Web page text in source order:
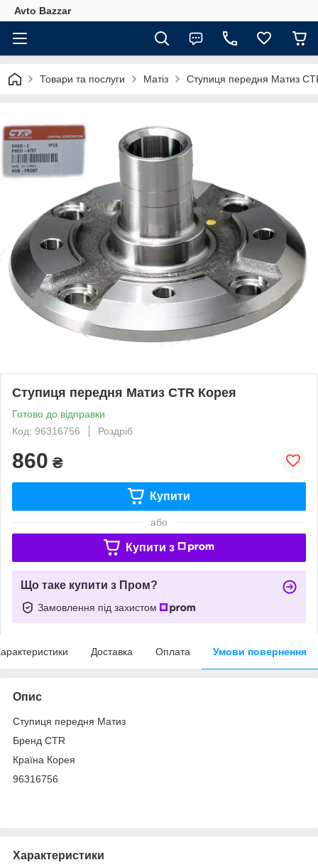
Avto Bazzar
Товари та послуги Матіз Ступиця передня Матиз
Ступиця передня Матиз CTR Корея
Готово до відправки
Код: 96316756
Роздріб
860 ₴
Купити
або
Купити з
Що таке купити з Пром?
Замовлення під захистом
Доставка Оплата Умови повернення
Опис
Ступиця передня Матиз
Бренд CTR
Країна Корея
96316756
Характеристики